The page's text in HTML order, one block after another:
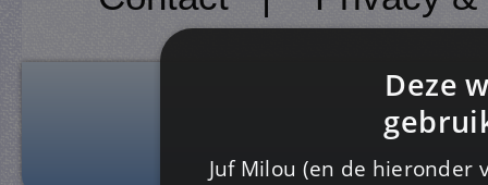
Deze
Juf Milou (en de